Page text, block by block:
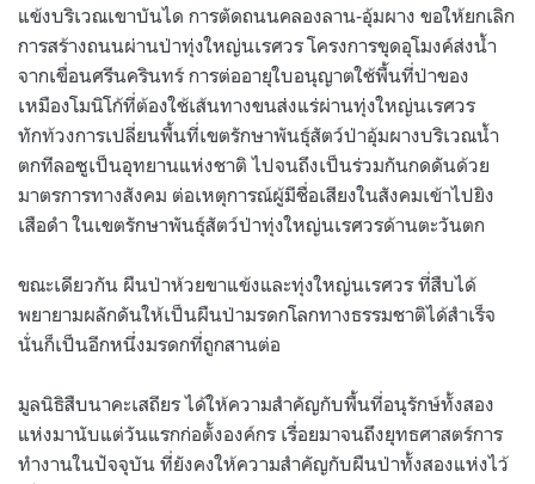
แข้งบริเวณเขาบันได การตัดถนนคลองลาน-อุ้มผาง ขอให้ยกเลิก
การสร้างถนนผ่านป่าทุ่งใหญ่นเรศวร โครงการขุดอุโมงค์ส่งน้ำ
จากเขื่อนศรีนครินทร์ การต่ออายุใบอนุญาตใช้พื้นที่ป่าของ
เหมืองโมนิโก้ที่ต้องใช้เส้นทางขนส่งแร่ผ่านทุ่งใหญ่นเรศวร
ทักท้วงการเปลี่ยนพื้นที่เขตรักษาพันธุ์สัตว์ป่าอุ้มผางบริเวณน้ำ
ตกทีลอซูเป็นอุทยานแห่งชาติ ไปจนถึงเป็นร่วมกันกดดันด้วย
มาตรการทางสังคม ต่อเหตุการณ์ผู้มีชื่อเสียงในสังคมเข้าไปยิง
เสือดำ ในเขตรักษาพันธุ์สัตว์ป่าทุ่งใหญ่นเรศวรด้านตะวันตก
ขณะเดียวกัน ผืนป่าห้วยขาแข้งและทุ่งใหญ่นเรศวร ที่สืบได้
พยายามผลักดันให้เป็นผืนป่ามรดกโลกทางธรรมชาติได้สำเร็จ
นั่นก็เป็นอีกหนึ่งมรดกที่ถูกสานต่อ
มูลนิธิสืบนาคะเสถียร ได้ให้ความสำคัญกับพื้นที่อนุรักษ์ทั้งสอง
แห่งมานับแต่วันแรกก่อตั้งองค์กร เรื่อยมาจนถึงยุทธศาสตร์การ
ทำงานในปัจจุบัน ที่ยังคงให้ความสำคัญกับผืนป่าทั้งสองแห่งไว้